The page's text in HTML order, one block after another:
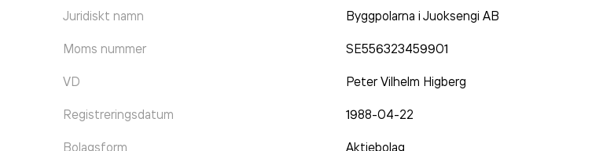
Juridiskt namn Byggpolarna i Juoksengi AB
Moms nummer SE556323459901
VD Peter Vilhelm Higberg
Registreringsdatum 1988-04-22
Bolagsform Aktiebolag